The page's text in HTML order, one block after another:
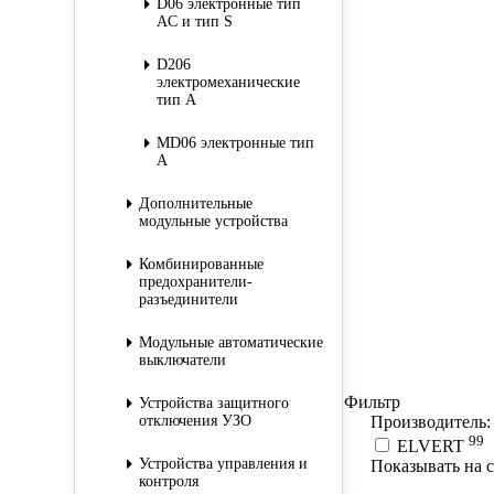
D06 электронные тип
AC и тип S
D206
электромеханические
тип A
MD06 электронные тип
A
Дополнительные
модульные устройства
Комбинированные
предохранители-
разъединители
Модульные автоматические
выключатели
Устройства защитного
отключения УЗО
Устройства управления и
контроля
Фильтр
Производитель:
ELVERT 99
Показывать на